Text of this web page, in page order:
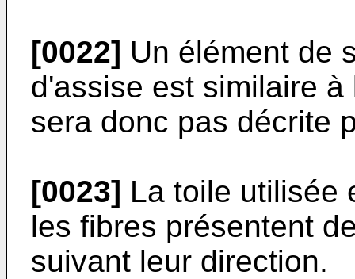
[0022] Un élément de
d'assise est similaire
sera donc pas décrite
[0023] La toile utilisée
les fibres présentent
suivant leur direction.